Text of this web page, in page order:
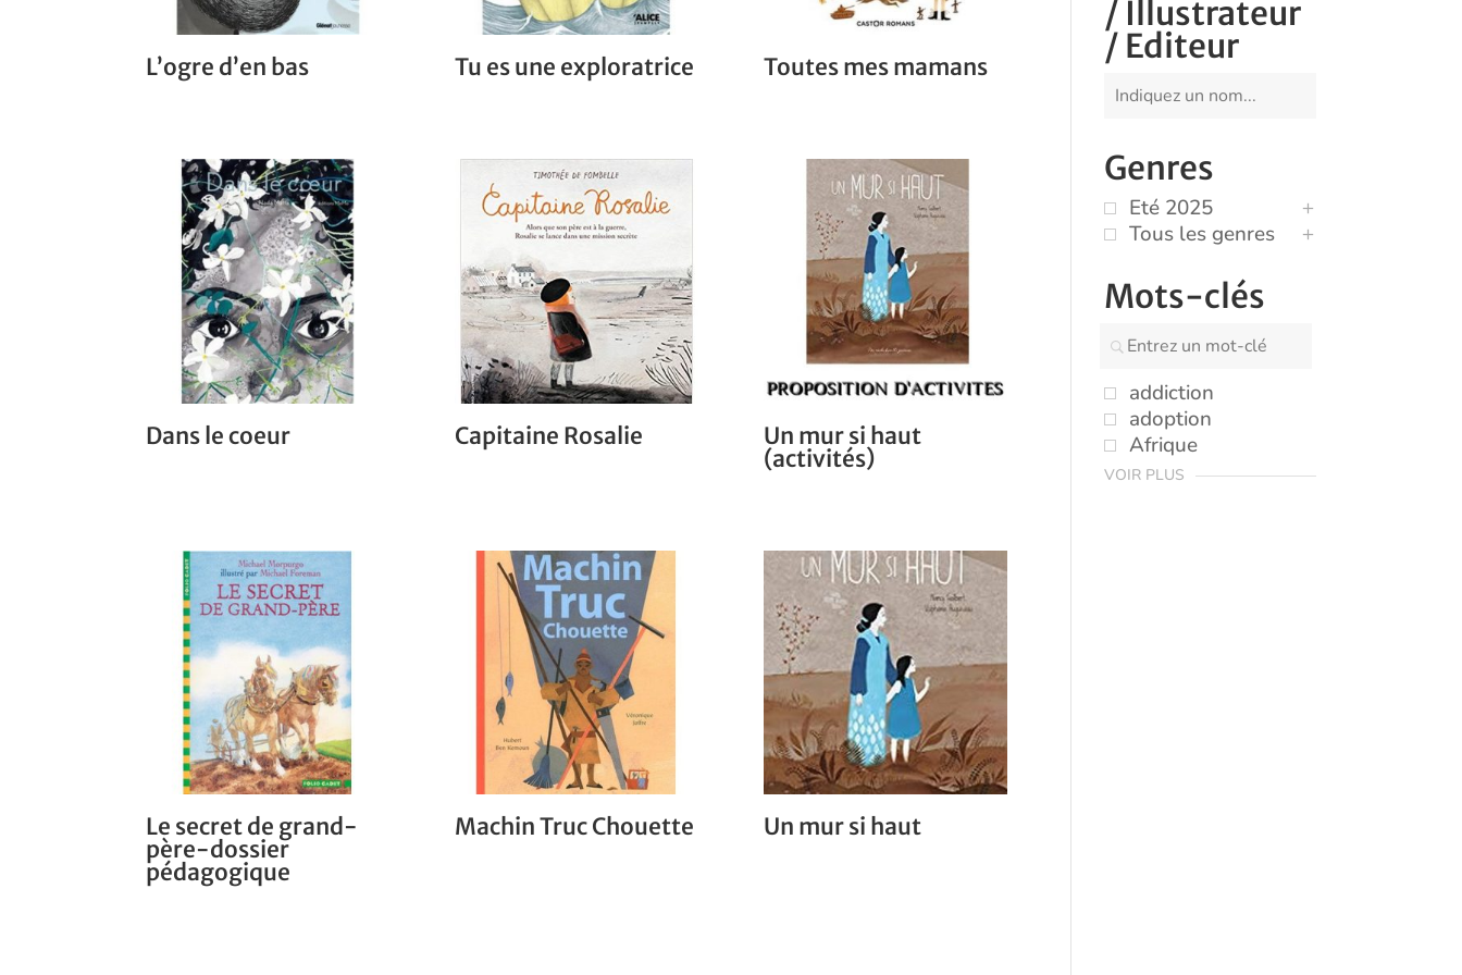
L’ogre d’en bas Tu es une exploratrice Toutes mes mamans
Dans le coeur Capitaine Rosalie Un mur si haut
(activités)
Le secret de grand-
père-dossier
pédagogique
Machin Truc Chouette Un mur si haut
/ Illustrateur
/ Editeur
Genres
Eté 2025
Tous les genres
Mots-clés
addiction
adoption
Afrique
VOIR PLUS